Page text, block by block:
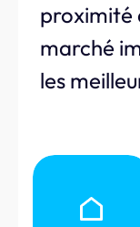
proximité
marché
les